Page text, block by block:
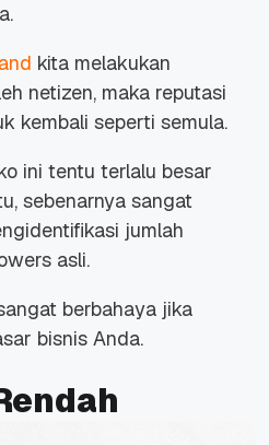
kita melakukan
netizen, maka reputasi
kembali seperti semula.
ini tentu terlalu besar
sebenarnya sangat
jumlah
asli.
berbahaya jika
bisnis Anda.